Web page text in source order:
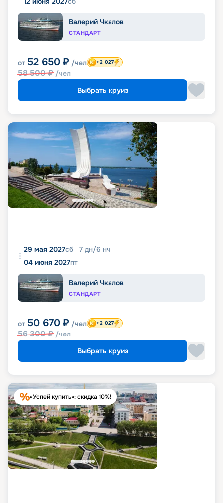
Валерий Чкалов
СТАНДАРТ
от 52 650 ₽ /чел
58 500₽ /чел
+2 027
Выбрать круиз
29 мая 2027сб 7 дн/6 нч
04 июня 2027пт
Валерий Чкалов
СТАНДАРТ
от 50 670 ₽ /чел
56 300₽ /чел
+2 027
Выбрать круиз
«Успей купить»: скидка 10%!